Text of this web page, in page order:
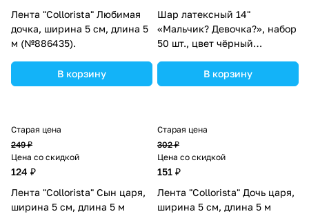
Лента "Collorista" Любимая
дочка, ширина 5 см, длина 5
м (№886435).
В корзину
Шар латексный 14"
«Мальчик? Девочка?», набор
50 шт., цвет чёрный
В корзину
Старая цена
249 ₽
Цена со скидкой
124 ₽
Лента "Collorista" Сын царя,
ширина 5 см, длина 5 м
Старая цена
302 ₽
Цена со скидкой
151 ₽
Лента "Collorista" Дочь царя,
ширина 5 см, длина 5 м